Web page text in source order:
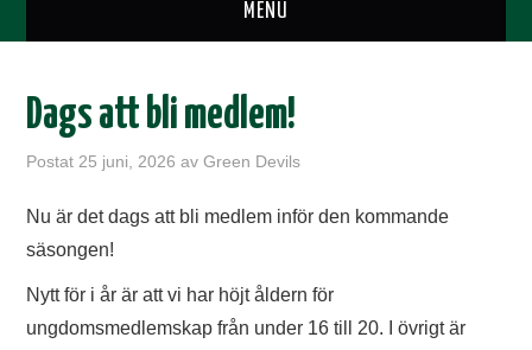
MENU
SUPPORTERKLUBBEN
RESOR
Dags att bli medlem!
Postat 25 juni, 2026 avGreen Devils
Nu är det dags att bli medlem inför den kommande
säsongen!
Nytt för i år är att vi har höjt åldern för
ungdomsmedlemskap från under 16 till 20. I övrigt är